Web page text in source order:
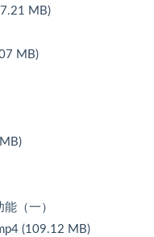
MB)
MB)
（一）
(109.12 MB)